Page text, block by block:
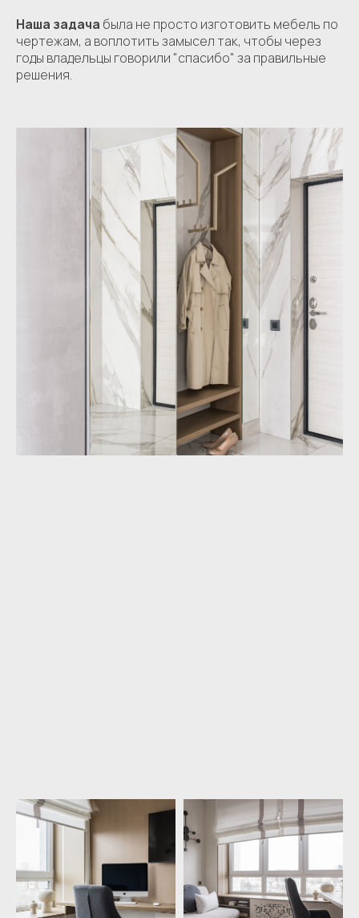
Наша задача была не просто изготовить мебель по
чертежам, а воплотить замысел так, чтобы через
годы владельцы говорили "спасибо" за правильные
решения.